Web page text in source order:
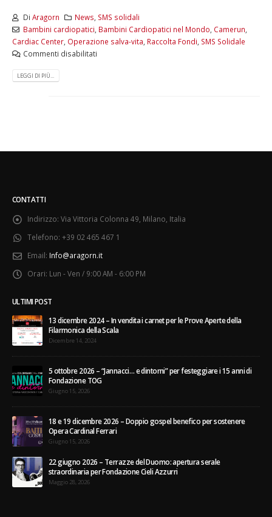
Di Aragorn News SMS solidali
Bambini cardiopatici Bambini Cardiopatici nel Mondo Camerun
Cardiac Center Operazione salva-vita Raccolta Fondi SMS Solidale
Commenti disabilitati
LEGGI DI PIÙ...
CONTATTI
Indirizzo: Via Vittoria Colonna 49, Milano, Italia
Telefono: +39 02 465 467 1
Email: Info@aragorn.it
Orari: Lun - Ven / 9:00 AM - 6:00 PM
ULTIMI POST
13 dicembre 2024 – In vendita i carnet per le Prove Aperte della
Filarmonica della Scala
Dicembre 14, 2024
5 ottobre 2026 – “Jannacci… e dintorni” per festeggiare i 15 anni di
Fondazione TOG
Giugno 15, 2026
18 e 19 dicembre 2026 – Doppio gospel benefico per sostenere
Opera Cardinal Ferrari
Giugno 15, 2026
22 giugno 2026 – Terrazze del Duomo: apertura serale
straordinaria per Fondazione Cieli Azzurri
Maggio 28, 2026